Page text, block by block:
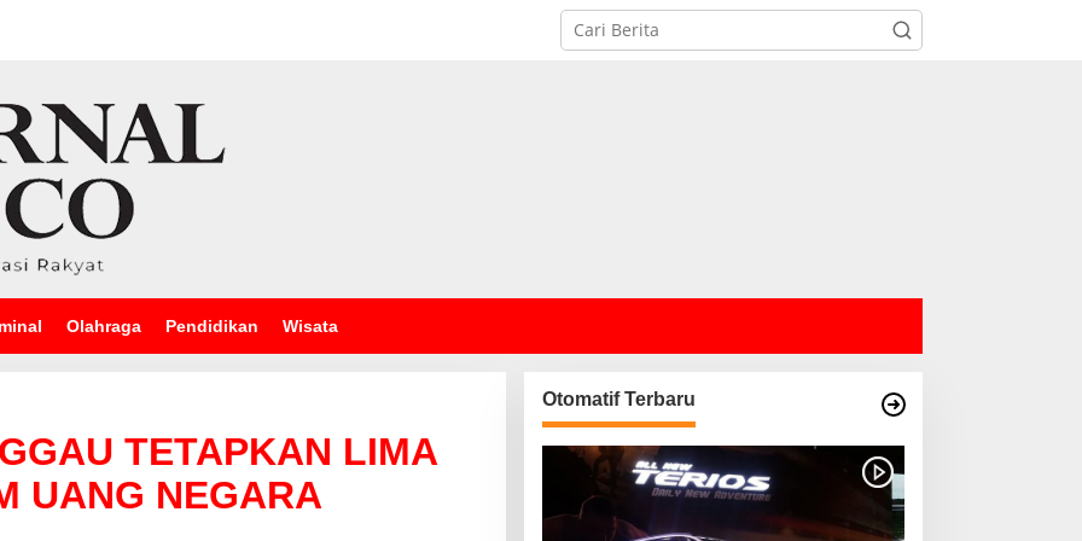
Olahraga Pendidikan Wisata
TETAPKAN LIMA
UANG NEGARA
Otomatif Terbaru